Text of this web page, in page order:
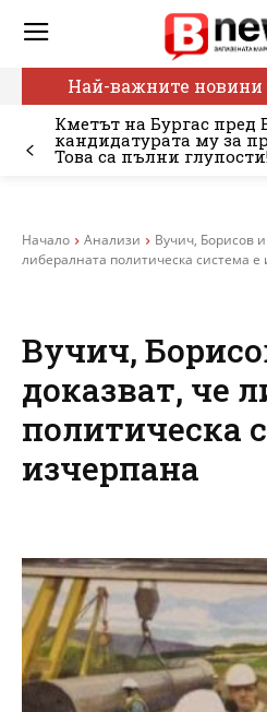
Най-важните новини
Кметът на Бургас пред
кандидатурата му за
Това са пълни
Начало Анализи
Вучич, Борисов
либералната политическа система е
Вучич,
доказват, че
политическа
изчерпана